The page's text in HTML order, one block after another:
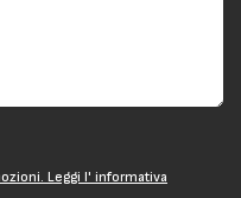
Leggi l' informativa